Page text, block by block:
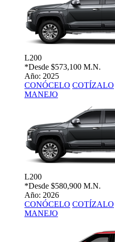
L200
*Desde $573,100 M.N.
Año: 2025
CONÓCELO COTÍZALO
MANEJO
L200
*Desde $580,900 M.N.
Año: 2026
CONÓCELO COTÍZALO
MANEJO